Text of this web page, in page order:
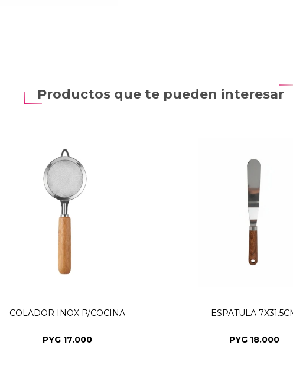
Productos que te pueden interesar
COLADOR INOX P/COCINA
PYG 17.000
ESPATULA
PYG 18.000